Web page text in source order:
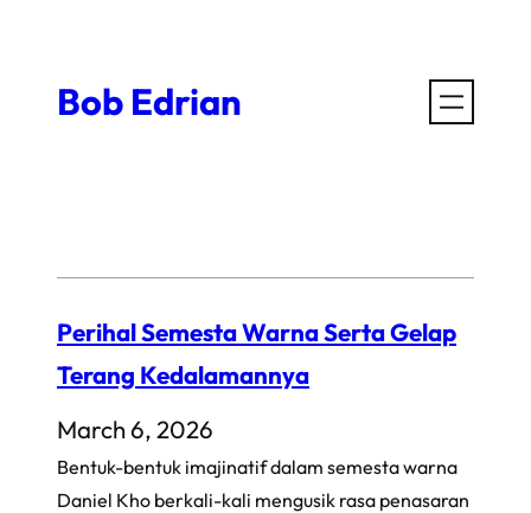
contentBob Edrian
Perihal Semesta Warna Serta Gelap
Terang Kedalamannya
March 6, 2026
Bentuk-bentuk imajinatif dalam semesta warna
Daniel Kho berkali-kali mengusik rasa penasaran